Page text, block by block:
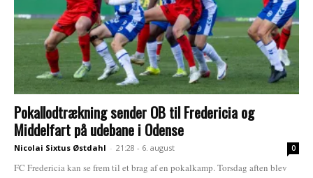
Pokallodtrækning sender OB til Fredericia og
Middelfart på udebane i Odense
Nicolai Sixtus Østdahl - 21:28 - 6. august 0
FC Fredericia kan se frem til et brag af en pokalkamp. Torsdag aften blev